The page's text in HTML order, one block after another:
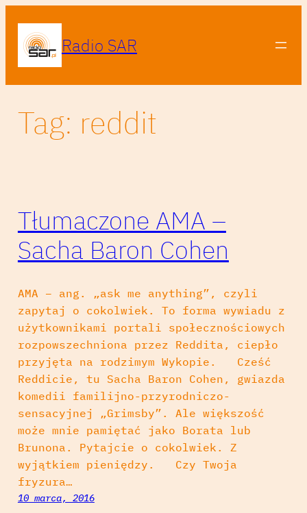
treści
Radio SAR
Tag: reddit
Tłumaczone AMA –
Sacha Baron Cohen
AMA – ang. „ask me anything”, czyli
zapytaj o cokolwiek. To forma wywiadu z
użytkownikami portali społecznościowych
rozpowszechniona przez Reddita, ciepło
przyjęta na rodzimym Wykopie. Cześć
Reddicie, tu Sacha Baron Cohen, gwiazda
komedii familijno-przyrodniczo-
sensacyjnej „Grimsby”. Ale większość
może mnie pamiętać jako Borata lub
Brunona. Pytajcie o cokolwiek. Z
wyjątkiem pieniędzy. Czy Twoja
fryzura…
10 marca, 2016